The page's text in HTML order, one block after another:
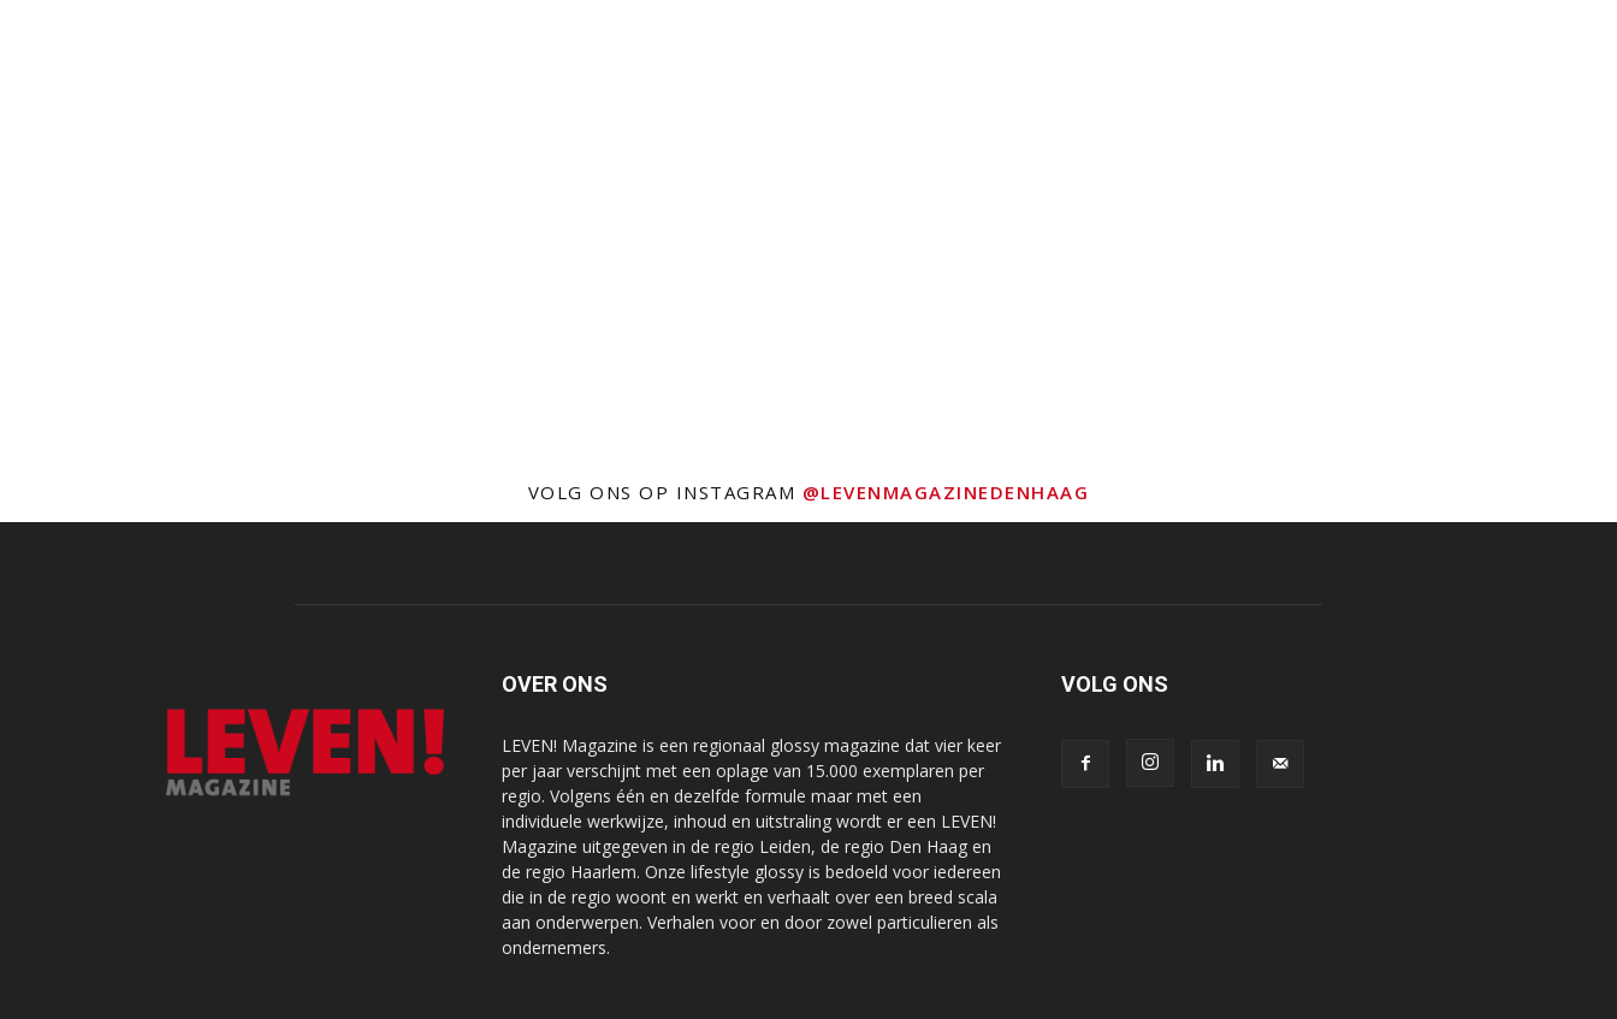
VOLG ONS OP INSTAGRAM @LEVENMAGAZINEDENHAAG
OVER ONS
LEVEN! Magazine is een regionaal glossy magazine dat vier keer
per jaar verschijnt met een oplage van 15.000 exemplaren per
regio. Volgens één en dezelfde formule maar met een
individuele werkwijze, inhoud en uitstraling wordt er een LEVEN!
Magazine uitgegeven in de regio Leiden, de regio Den Haag en
de regio Haarlem. Onze lifestyle glossy is bedoeld voor iedereen
die in de regio woont en werkt en verhaalt over een breed scala
aan onderwerpen. Verhalen voor en door zowel particulieren als
ondernemers.
VOLG ONS